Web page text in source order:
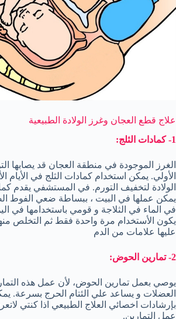
علاج قطع العجان وغرز الولادة الطبيعية
1- كمادات الثلج:
الغرز الموجودة في منطقة العجان قد يصابها
الأولي. يمكن استخدام كمادات الثلج في الأيام
الولادة لتخفيف التورم. في المستشفي يقدم
يمكن عملها في البيت ، ببساطة ضعي الفوط
في الماء في الثلاجة و قومي باستخدامها في
يكون الأستخدام مرة واحدة فقط ثم التخلص
عليها علامات من الدم
2- تمارين الحوض:
يوصي بعمل تمارين الحوض، لأن عمل هذه
العضلات و يساعد علي الئتام الحرج بسرعة.
بإرشادات اخصائي العلاج الطبيعي اذا كنتي
عمل التمارين.